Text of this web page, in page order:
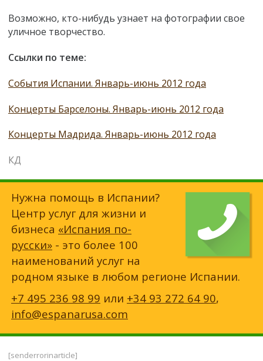
Возможно, кто-нибудь узнает на фотографии свое
уличное творчество.
Ссылки по теме:
События Испании. Январь-июнь 2012 года
Концерты Барселоны. Январь-июнь 2012 года
Концерты Мадрида. Январь-июнь 2012 года
КД
Нужна помощь в Испании?
Центр услуг для жизни и
бизнеса «Испания по-
русски» - это более 100
наименований услуг на
родном языке в любом регионе Испании.
+7 495 236 98 99 или +34 93 272 64 90,
info@espanarusa.com
[senderrorinarticle]